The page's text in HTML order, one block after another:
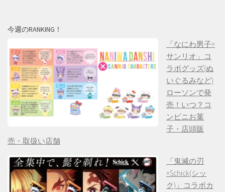
今週のRANKING！
「なにわ男子×
サンリオ」コ
ラボグッズ(ぬ
いぐるみなど)
ローソンで発
売！いつ？コ
ンビニお菓
子・店頭販
売・取扱い店舗
「鬼滅の刃
×Schick(シッ
ク)」コラボカ